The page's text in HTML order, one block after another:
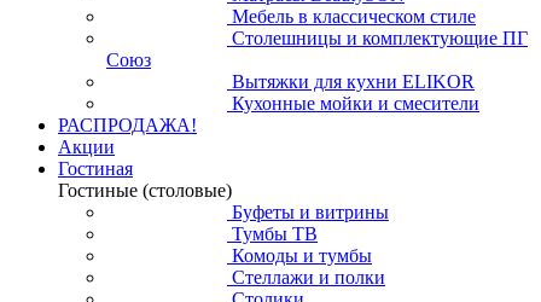
Мебель в классическом стиле
Столешницы и комплектующие ПГ
Союз
Вытяжки для кухни ELIKOR
Кухонные мойки и смесители
РАСПРОДАЖА!
Акции
Гостиная
Гостиные (столовые)
Буфеты и витрины
Тумбы ТВ
Комоды и тумбы
Стеллажи и полки